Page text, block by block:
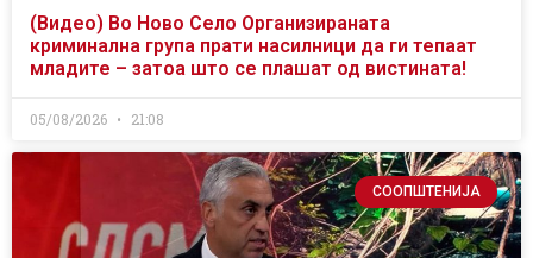
(Видео) Во Ново Село Организираната
криминална група прати насилници да ги тепаат
младите – затоа што се плашат од вистината!
05/08/2026 21:08
СООПШТЕНИЈА